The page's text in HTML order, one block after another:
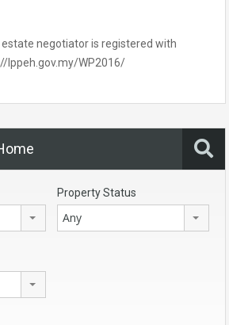
Property Status
Any